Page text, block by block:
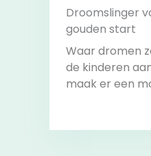
Droomslinger
gouden start
Waar dromen
de kinderen
maak er een